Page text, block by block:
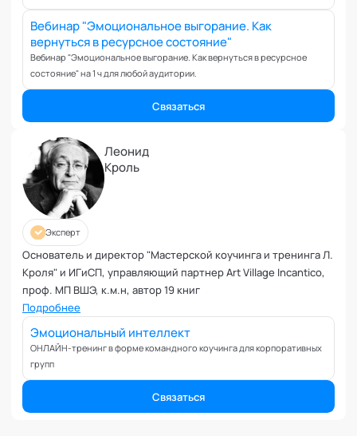
Вебинар "Эмоциональное выгорание. Как
вернуться в ресурсное состояние"
Вебинар "Эмоциональное выгорание. Как вернуться в ресурсное
состояние" на 1 ч для любой аудитории.
Связаться
Леонид
Кроль
Эксперт
Основатель и директор "Мастерской коучинга и тренинга Л.
Кроля" и ИГиСП, управляющий партнер Art Village Incantico,
проф. МП ВШЭ, к.м.н, автор 19 книг
Подробнее
Эмоциональный интеллект
ОНЛАЙН-тренинг в форме командного коучинга для корпоративных
групп
Связаться